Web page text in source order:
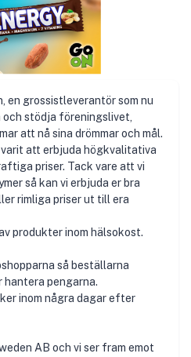
en grossistleverantör som nu
stödja föreningslivet,
att nå sina drömmar och mål.
att erbjuda högkvalitativa
priser. Tack vare att vi
så kan vi erbjuda er bra
rimliga priser ut till era
produkter inom hälsokost.
så beställarna
hantera pengarna.
inom några dagar efter
AB och vi ser fram emot